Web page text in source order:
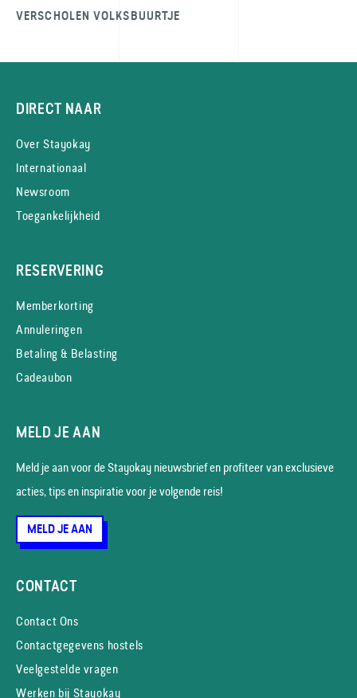
VERSCHOLEN VOLKSBUURTJE
DIRECT NAAR
Over Stayokay
Internationaal
Newsroom
Toegankelijkheid
RESERVERING
Memberkorting
Annuleringen
Betaling & Belasting
Cadeaubon
MELD JE AAN
Meld je aan voor de Stayokay nieuws­brief en profiteer van exclusieve
acties, tips en inspiratie voor je volgende reis!
MELD JE AAN
CONTACT
Contact Ons
Contactgegevens hostels
Veelgestelde vragen
Werken bij Stayokay